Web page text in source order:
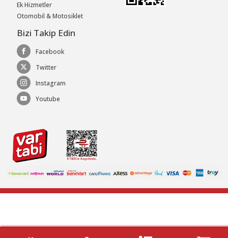
Ek Hizmetler
Otomobil & Motosiklet
Bizi Takip Edin
Facebook
Twitter
Instagram
Youtube